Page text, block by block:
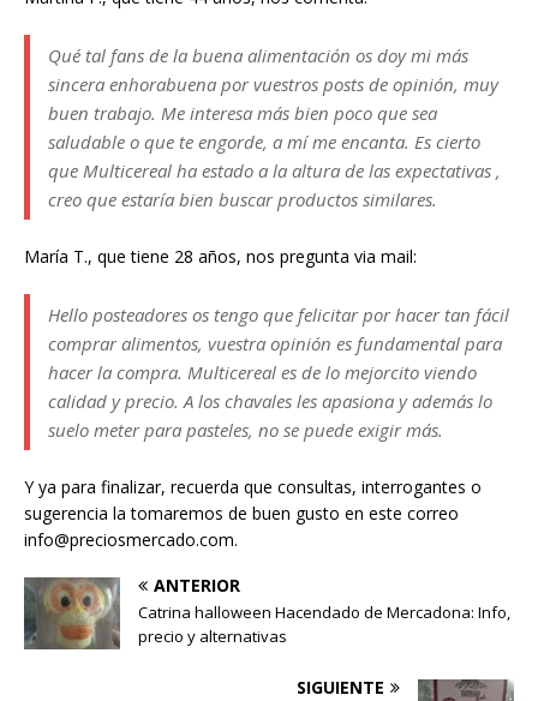
Qué tal fans de la buena alimentación os doy mi más
sincera enhorabuena por vuestros posts de opinión, muy
buen trabajo. Me interesa más bien poco que sea
saludable o que te engorde, a mí me encanta. Es cierto
que Multicereal ha estado a la altura de las expectativas ,
creo que estaría bien buscar productos similares.
María T., que tiene 28 años, nos pregunta via mail:
Hello posteadores os tengo que felicitar por hacer tan fácil
comprar alimentos, vuestra opinión es fundamental para
hacer la compra. Multicereal es de lo mejorcito viendo
calidad y precio. A los chavales les apasiona y además lo
suelo meter para pasteles, no se puede exigir más.
Y ya para finalizar, recuerda que consultas, interrogantes o
sugerencia la tomaremos de buen gusto en este correo
info@preciosmercado.com.
ANTERIOR
Catrina halloween Hacendado de Mercadona: Info,
precio y alternativas
SIGUIENTE